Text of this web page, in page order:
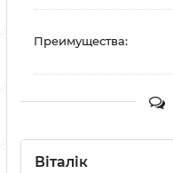
Преимущества:
Віталік